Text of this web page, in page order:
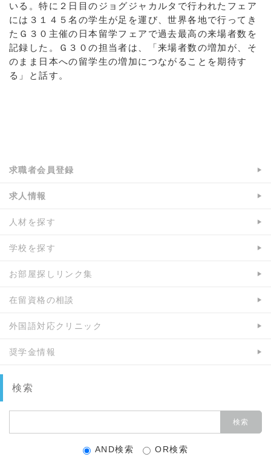
いる。特に２日目のジョグジャカルタで行われたフェア
には３１４５名の学生が足を運び、世界各地で行ってき
たＧ３０主催の日本留学フェアで過去最高の来場者数を
記録した。Ｇ３０の担当者は、「来場者数の増加が、そ
のまま日本への留学生の増加につながることを期待す
る」と話す。
求職者会員登録
求人情報
人材を探す
学校を探す
お部屋探しリンク集
在留資格の相談
外国語対応クリニック
奨学金情報
検索
AND検索 OR検索